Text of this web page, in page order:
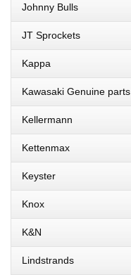
Johnny Bulls
JT Sprockets
Kappa
Kawasaki Genuine parts
Kellermann
Kettenmax
Keyster
Knox
K&N
Lindstrands